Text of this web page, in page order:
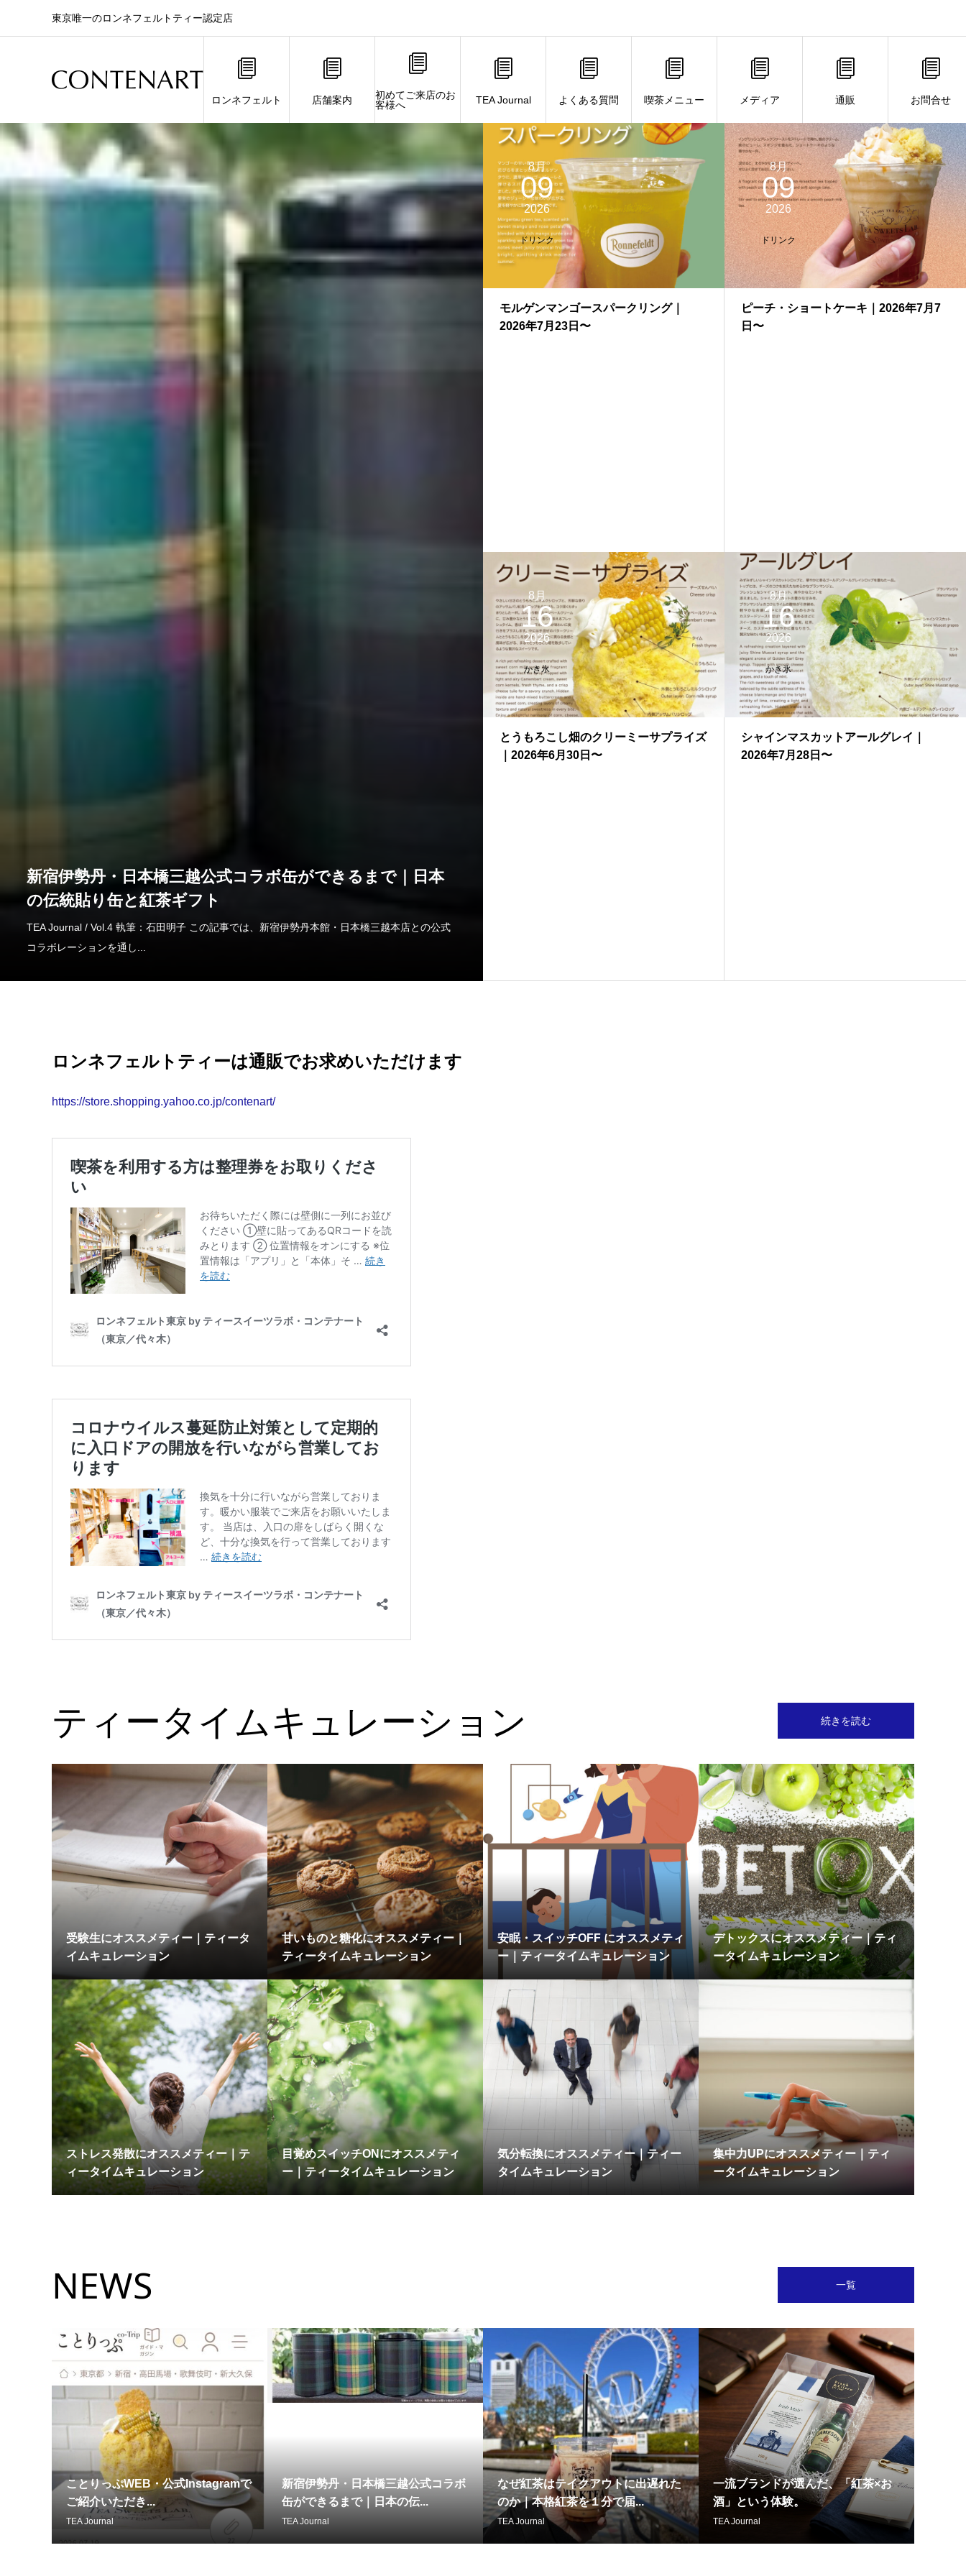
東京唯一のロンネフェルトティー認定店
ロンネフェルト 店舗案内
初めてご来店のお
客様へ
TEA Journal よくある質問 喫茶メニュー メディア 通販 お問合せ
新宿伊勢丹・日本橋三越公式コラボ缶ができるまで｜日本
の伝統貼り缶と紅茶ギフト
TEA Journal / Vol.4 執筆：石田明子 この記事では、新宿伊勢丹本館・日本橋三越本店との公式
コラボレーションを通し...
8月
09
2026
ドリンク
モルゲンマンゴースパークリング｜
2026年7月23日〜
8月
09
2026
ドリンク
ピーチ・ショートケーキ｜2026年7月7
日〜
8月
16
2026
かき氷
とうもろこし畑のクリーミーサプライズ
｜2026年6月30日〜
8月
16
2026
かき氷
シャインマスカットアールグレイ｜
2026年7月28日〜
ロンネフェルトティーは通販でお求めいただけます
https://store.shopping.yahoo.co.jp/contenart/
ティータイムキュレーション
受験生にオススメティー｜ティータ
イムキュレーション
甘いものと糖化にオススメティー｜
ティータイムキュレーション
安眠・スイッチOFF にオススメティ
ー｜ティータイムキュレーション
デトックスにオススメティー｜ティ
ータイムキュレーション
ストレス発散にオススメティー｜テ
ィータイムキュレーション
目覚めスイッチONにオススメティ
ー｜ティータイムキュレーション
気分転換にオススメティー｜ティー
タイムキュレーション
集中力UPにオススメティー｜ティ
ータイムキュレーション
続きを読む
NEWS
ことりっぷWEB・公式Instagramで
ご紹介いただき...
TEA Journal
新宿伊勢丹・日本橋三越公式コラボ
缶ができるまで｜日本の伝...
TEA Journal
なぜ紅茶はテイクアウトに出遅れた
のか｜本格紅茶を１分で届...
TEA Journal
一流ブランドが選んだ、「紅茶×お
酒」という体験。
TEA Journal
一覧